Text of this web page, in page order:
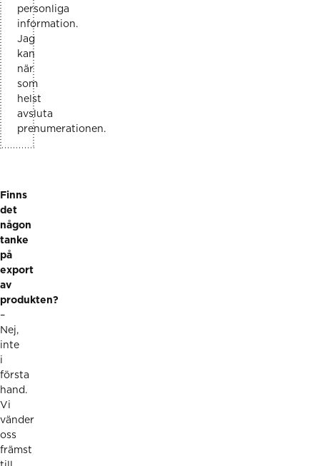
personliga
information.
Jag
kan
när
som
helst
avsluta
prenumerationen.
Finns
det
någon
tanke
på
export
av
produkten?
–
Nej,
inte
i
första
hand.
Vi
vänder
oss
främst